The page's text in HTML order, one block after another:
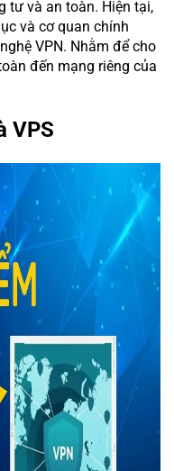
tư và an toàn. Hiện tại,
và cơ quan chính
VPN. Nhằm để cho
đến mạng riêng của
VPS